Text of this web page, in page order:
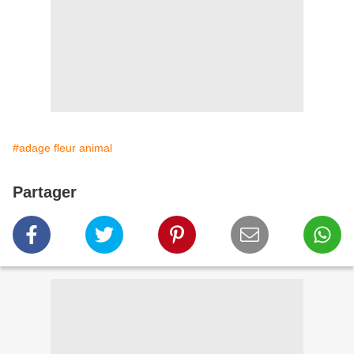
#adage fleur animal
Partager